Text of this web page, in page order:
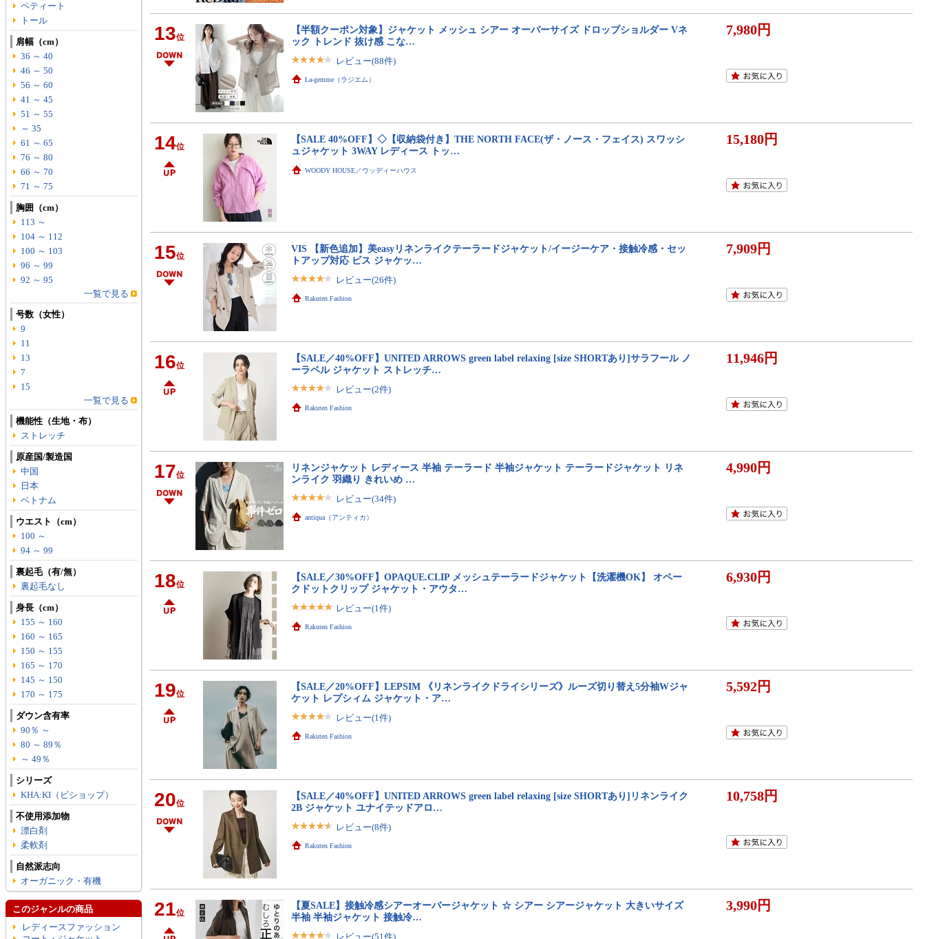
13位
【半額クーポン対象】ジャケット メッシュ シアー オーバーサイズ ドロップショルダー Vネ
ック トレンド 抜け感 こな…
レビュー(88件)
La-gemme（ラジエム）
7,980円
14位
【SALE 40%OFF】◇【収納袋付き】THE NORTH FACE(ザ・ノース・フェイス) スワッシ
ュジャケット 3WAY レディース トッ…
WOODY HOUSE／ウッディーハウス
15,180円
15位
VIS 【新色追加】美easyリネンライクテーラードジャケット/イージーケア・接触冷感・セッ
トアップ対応 ビス ジャケッ…
レビュー(26件)
Rakuten Fashion
7,909円
16位
【SALE／40%OFF】UNITED ARROWS green label relaxing [size SHORTあり]サラフール ノ
ーラペル ジャケット ストレッチ…
レビュー(2件)
Rakuten Fashion
11,946円
17位
リネンジャケット レディース 半袖 テーラード 半袖ジャケット テーラードジャケット リネ
ンライク 羽織り きれいめ …
レビュー(34件)
antiqua（アンティカ）
4,990円
18位
【SALE／30%OFF】OPAQUE.CLIP メッシュテーラードジャケット【洗濯機OK】 オペー
クドットクリップ ジャケット・アウタ…
レビュー(1件)
Rakuten Fashion
6,930円
19位
【SALE／20%OFF】LEPSIM 《リネンライクドライシリーズ》ルーズ切り替え5分袖Wジャ
ケット レプシィム ジャケット・ア…
レビュー(1件)
Rakuten Fashion
5,592円
20位
【SALE／40%OFF】UNITED ARROWS green label relaxing [size SHORTあり]リネンライク
2B ジャケット ユナイテッドアロ…
レビュー(8件)
Rakuten Fashion
10,758円
21位
【夏SALE】接触冷感シアーオーバージャケット ☆ シアー シアージャケット 大きいサイズ
半袖 半袖ジャケット 接触冷…
レビュー(51件)
3,990円
ペティート
トール
肩幅（cm）
36 ～ 40
46 ～ 50
56 ～ 60
41 ～ 45
51 ～ 55
～ 35
61 ～ 65
76 ～ 80
66 ～ 70
71 ～ 75
胸囲（cm）
113 ～
104 ～ 112
100 ～ 103
96 ～ 99
92 ～ 95
一覧で見る
号数（女性）
9
11
13
7
15
一覧で見る
機能性（生地・布）
ストレッチ
原産国/製造国
中国
日本
ベトナム
ウエスト（cm）
100 ～
94 ～ 99
裏起毛（有/無）
裏起毛なし
身長（cm）
155 ～ 160
160 ～ 165
150 ～ 155
165 ～ 170
145 ～ 150
170 ～ 175
ダウン含有率
90％ ～
80 ～ 89％
～ 49％
シリーズ
KHA:KI（ビショップ）
不使用添加物
漂白剤
柔軟剤
自然派志向
オーガニック・有機
このジャンルの商品
レディースファッション